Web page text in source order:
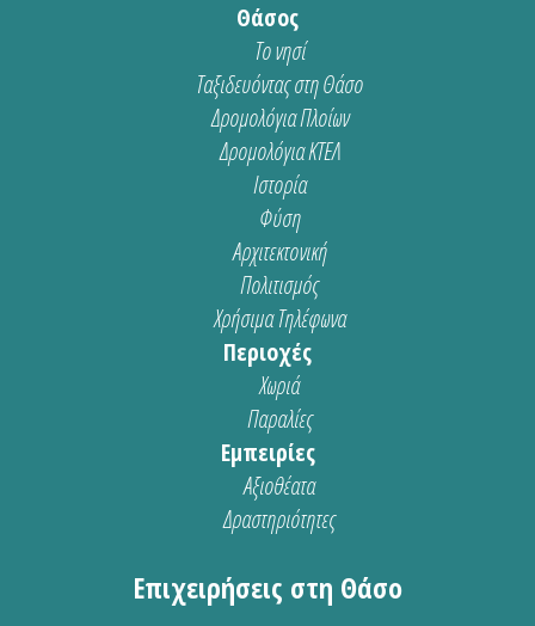
Θάσος
Το νησί
Ταξιδευόντας στη Θάσο
Δρομολόγια Πλοίων
Δρομολόγια ΚΤΕΛ
Ιστορία
Φύση
Αρχιτεκτονική
Πολιτισμός
Χρήσιμα Τηλέφωνα
Περιοχές
Χωριά
Παραλίες
Εμπειρίες
Αξιοθέατα
Δραστηριότητες
Επιχειρήσεις στη Θάσο